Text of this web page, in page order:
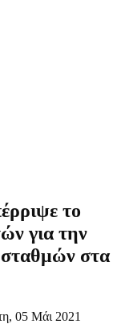
το
για την
σταθμών στα
05 Μάι 2021